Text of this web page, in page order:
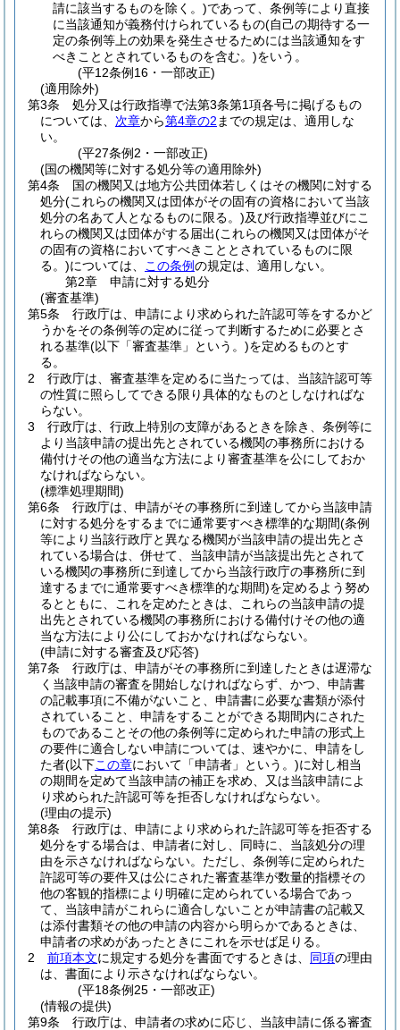
請に該当するものを除く。)であって、条例等により直接
に当該通知が義務付けられているもの(自己の期待する一
定の条例等上の効果を発生させるためには当該通知をす
べきこととされているものを含む。)をいう。
(平12条例16・一部改正)
(適用除外)
第3条
処分又は行政指導で法第3条第1項各号に掲げるもの
については、 次章から第4章の2 までの規定は、適用しな
い。
(平27条例2・一部改正)
(国の機関等に対する処分等の適用除外)
第4条
国の機関又は地方公共団体若しくはその機関に対する
処分(これらの機関又は団体がその固有の資格において当該
処分の名あて人となるものに限る。)及び行政指導並びにこ
れらの機関又は団体がする届出(これらの機関又は団体がそ
の固有の資格においてすべきこととされているものに限
る。)については、 この条例の規定は、適用しない。
第2章
申請に対する処分
(審査基準)
第5条
行政庁は、申請により求められた許認可等をするかど
うかをその条例等の定めに従って判断するために必要とさ
れる基準(以下「審査基準」という。)を定めるものとす
る。
2
行政庁は、審査基準を定めるに当たっては、当該許認可等
の性質に照らしてできる限り具体的なものとしなければな
らない。
3
行政庁は、行政上特別の支障があるときを除き、条例等に
より当該申請の提出先とされている機関の事務所における
備付けその他の適当な方法により審査基準を公にしておか
なければならない。
(標準処理期間)
第6条
行政庁は、申請がその事務所に到達してから当該申請
に対する処分をするまでに通常要すべき標準的な期間(条例
等により当該行政庁と異なる機関が当該申請の提出先とさ
れている場合は、併せて、当該申請が当該提出先とされて
いる機関の事務所に到達してから当該行政庁の事務所に到
達するまでに通常要すべき標準的な期間)を定めるよう努め
るとともに、これを定めたときは、これらの当該申請の提
出先とされている機関の事務所における備付けその他の適
当な方法により公にしておかなければならない。
(申請に対する審査及び応答)
第7条
行政庁は、申請がその事務所に到達したときは遅滞な
く当該申請の審査を開始しなければならず、かつ、申請書
の記載事項に不備がないこと、申請書に必要な書類が添付
されていること、申請をすることができる期間内にされた
ものであることその他の条例等に定められた申請の形式上
の要件に適合しない申請については、速やかに、申請をし
た者(以下この章において「申請者」という。)に対し相当
の期間を定めて当該申請の補正を求め、又は当該申請によ
り求められた許認可等を拒否しなければならない。
(理由の提示)
第8条
行政庁は、申請により求められた許認可等を拒否する
処分をする場合は、申請者に対し、同時に、当該処分の理
由を示さなければならない。 ただし、条例等に定められた
許認可等の要件又は公にされた審査基準が数量的指標その
他の客観的指標により明確に定められている場合であっ
て、当該申請がこれらに適合しないことが申請書の記載又
は添付書類その他の申請の内容から明らかであるときは、
申請者の求めがあったときにこれを示せば足りる。
2
前項本文に規定する処分を書面でするときは、 同項の理由
は、書面により示さなければならない。
(平18条例25・一部改正)
(情報の提供)
第9条
行政庁は、申請者の求めに応じ、当該申請に係る審査